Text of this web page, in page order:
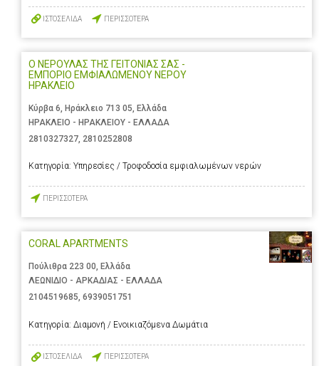
ΙΣΤΟΣΕΛΙΔΑ ΠΕΡΙΣΣΟΤΕΡΑ
Ο ΝΕΡΟΥΛΑΣ ΤΗΣ ΓΕΙΤΟΝΙΑΣ ΣΑΣ -
ΕΜΠΟΡΙΟ ΕΜΦΙΑΛΩΜΕΝΟΥ ΝΕΡΟΥ
ΗΡΑΚΛΕΙΟ
Κύρβα 6, Ηράκλειο 713 05, Ελλάδα
ΗΡΑΚΛΕΙΟ - ΗΡΑΚΛΕΙΟΥ - ΕΛΛΑΔΑ
2810327327, 2810252808
Κατηγορία: Υπηρεσίες / Τροφοδοσία εμφιαλωμένων νερών
ΠΕΡΙΣΣΟΤΕΡΑ
CORAL APARTMENTS
Πούλιθρα 223 00, Ελλάδα
ΛΕΩΝΙΔΙΟ - ΑΡΚΑΔΙΑΣ - ΕΛΛΑΔΑ
2104519685, 6939051751
Κατηγορία: Διαμονή / Ενοικιαζόμενα Δωμάτια
ΙΣΤΟΣΕΛΙΔΑ ΠΕΡΙΣΣΟΤΕΡΑ